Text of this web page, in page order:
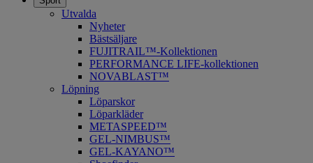
Utvalda
Nyheter
Bästsäljare
FUJITRAIL™-Kollektionen
PERFORMANCE LIFE-kollektionen
NOVABLAST™
Löpning
Löparskor
Löparkläder
METASPEED™
​GEL-NIMBUS™
GEL-KAYANO™